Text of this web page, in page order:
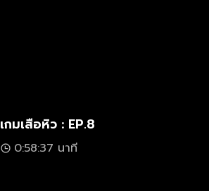
เกมเสือหิว : EP.8
0:58:37 นาที